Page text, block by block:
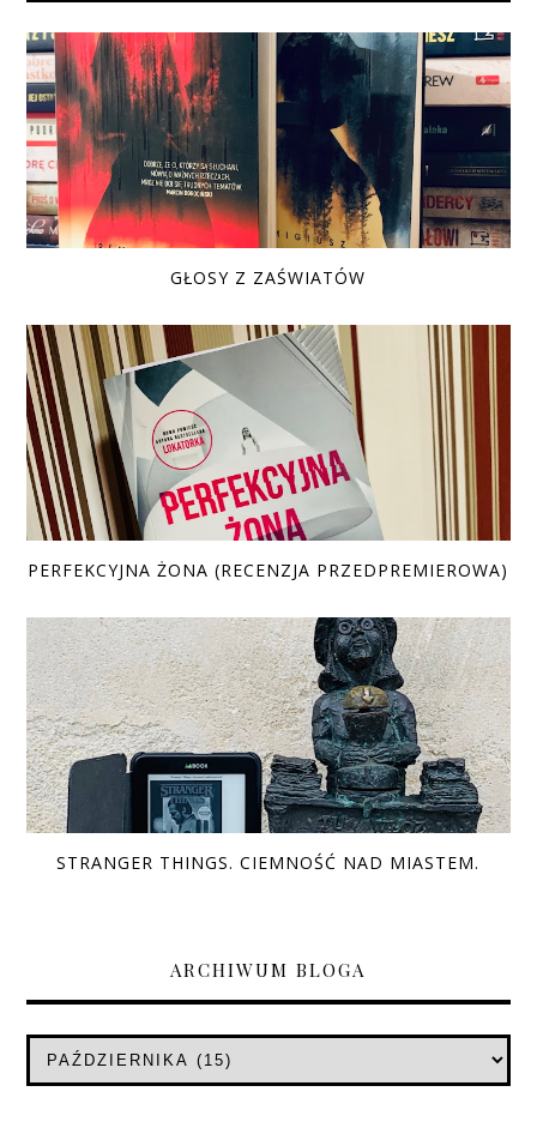
GŁOSY Z ZAŚWIATÓW
PERFEKCYJNA ŻONA (RECENZJA PRZEDPREMIEROWA)
STRANGER THINGS. CIEMNOŚĆ NAD MIASTEM.
ARCHIWUM BLOGA